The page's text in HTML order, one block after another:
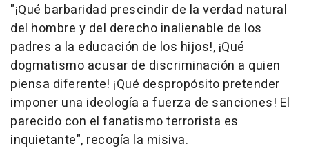
"¡Qué barbaridad prescindir de la verdad natural
del hombre y del derecho inalienable de los
padres a la educación de los hijos!, ¡Qué
dogmatismo acusar de discriminación a quien
piensa diferente! ¡Qué despropósito pretender
imponer una ideología a fuerza de sanciones! El
parecido con el fanatismo terrorista es
inquietante", recogía la misiva.